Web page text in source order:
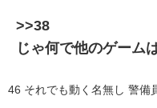
>>38
じゃ何で他のゲーム
46 それでも動く名無し 警備